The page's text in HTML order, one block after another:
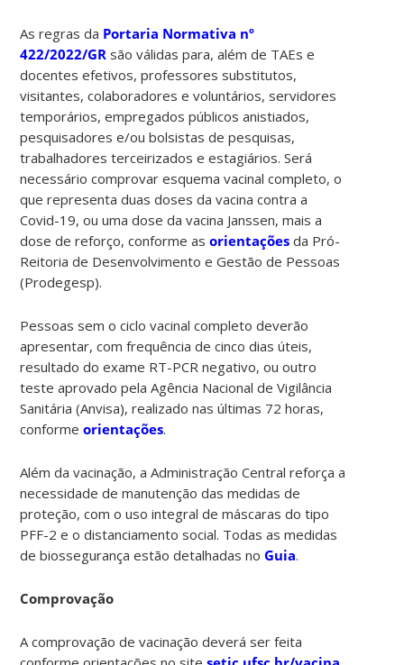
As regras da Portaria Normativa nº
422/2022/GR são válidas para, além de TAEs e
docentes efetivos, professores substitutos,
visitantes, colaboradores e voluntários, servidores
temporários, empregados públicos anistiados,
pesquisadores e/ou bolsistas de pesquisas,
trabalhadores terceirizados e estagiários. Será
necessário comprovar esquema vacinal completo, o
que representa duas doses da vacina contra a
Covid-19, ou uma dose da vacina Janssen, mais a
dose de reforço, conforme asorientações da Pró-
Reitoria de Desenvolvimento e Gestão de Pessoas
(Prodegesp).
Pessoas sem o ciclo vacinal completo deverão
apresentar, com frequência de cinco dias úteis,
resultado do exame RT-PCR negativo, ou outro
teste aprovado pela Agência Nacional de Vigilância
Sanitária (Anvisa), realizado nas últimas 72 horas,
conformeorientações.
Além da vacinação, a Administração Central reforça a
necessidade de manutenção das medidas de
proteção, com o uso integral de máscaras do tipo
PFF-2 e o distanciamento social. Todas as medidas
de biossegurança estão detalhadas noGuia.
Comprovação
A comprovação de vacinação deverá ser feita